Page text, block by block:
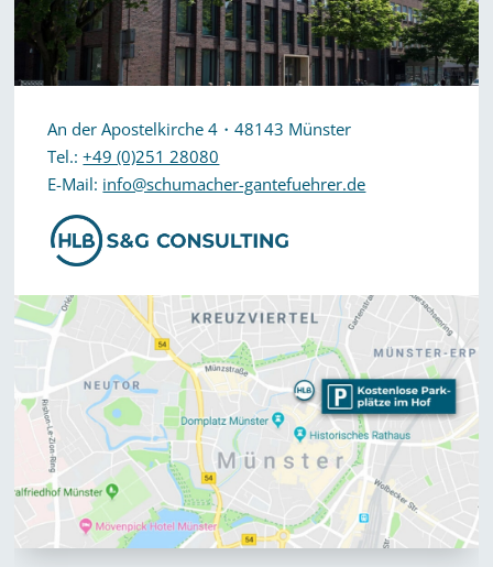
An der Apostelkirche 4・48143 Münster
Tel.:+49 (0)251 28080
E-Mail: info@schumacher-gantefuehrer.de